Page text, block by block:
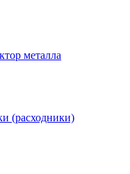
металла
(расходники)